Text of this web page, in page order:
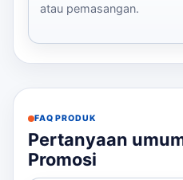
atau pemasangan.
FAQ PRODUK
Pertanyaan
Promosi